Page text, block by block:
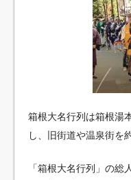
箱根大名行列は箱根湯
し、旧街道や温泉街を
「箱根大名行列」の